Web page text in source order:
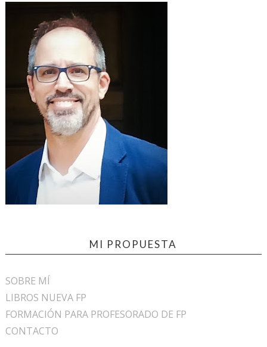
MI PROPUESTA
SOBRE MÍ
LIBROS NUEVA FP
FORMACIÓN PARA PROFESORADO DE FP
CONTACTO